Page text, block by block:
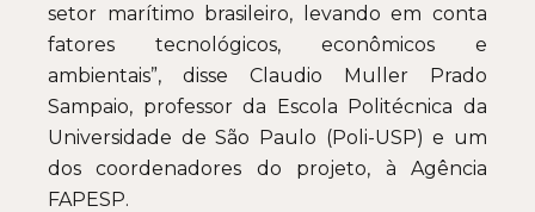
setor marítimo brasileiro, levando em conta
fatores tecnológicos, econômicos e
ambientais”, disse Claudio Muller Prado
Sampaio, professor da Escola Politécnica da
Universidade de São Paulo (Poli-USP) e um
dos coordenadores do projeto, à Agência
FAPESP.